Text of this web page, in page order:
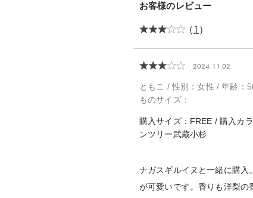
お客様のレビュー
（1 ）
2024.11.02
ともこ / 性別：女性 / 年齢：
ものサイズ：
購入サイズ：FREE / 購入カ
ンツリー武蔵小杉
ナガスギルイヌと一緒に購入
が可愛いです。香りも洋梨の